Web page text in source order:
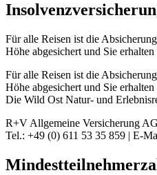
Für alle Reisen ist die
Höhe abgesichert und Sie erhalten
Für alle Reisen ist die
Höhe abgesichert und Sie erhalten
Die Wild Ost Natur- und
R+V Allgemeine Versicherung
Tel.: +49 (0) 611 53 35 859 | E-